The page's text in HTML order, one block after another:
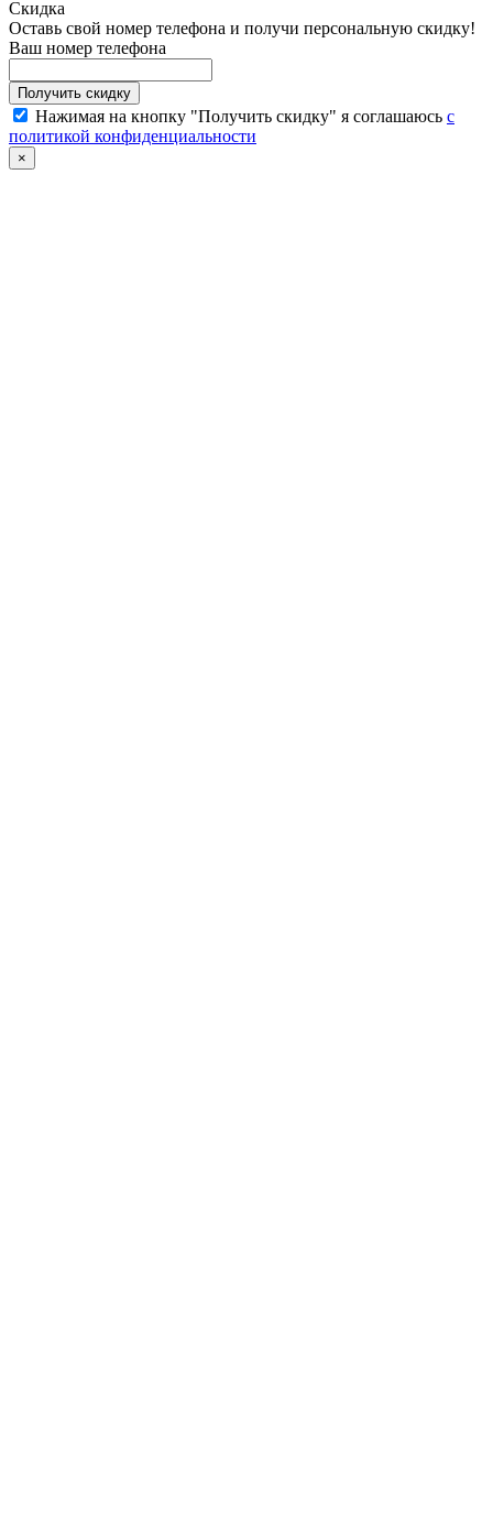
Скидка
Оставь свой номер телефона и получи персональную скидку!
Ваш номер телефона
Нажимая на кнопку "Получить скидку" я соглашаюсь с
политикой конфиденциальности
×